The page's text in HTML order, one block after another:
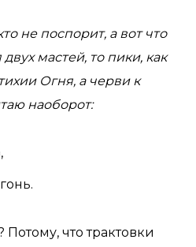
не поспорит, а вот что
мастей, то пики, как
Огня, а черви к
наоборот:
что трактовки